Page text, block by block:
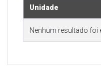
Unidade
Nenhum resultado foi